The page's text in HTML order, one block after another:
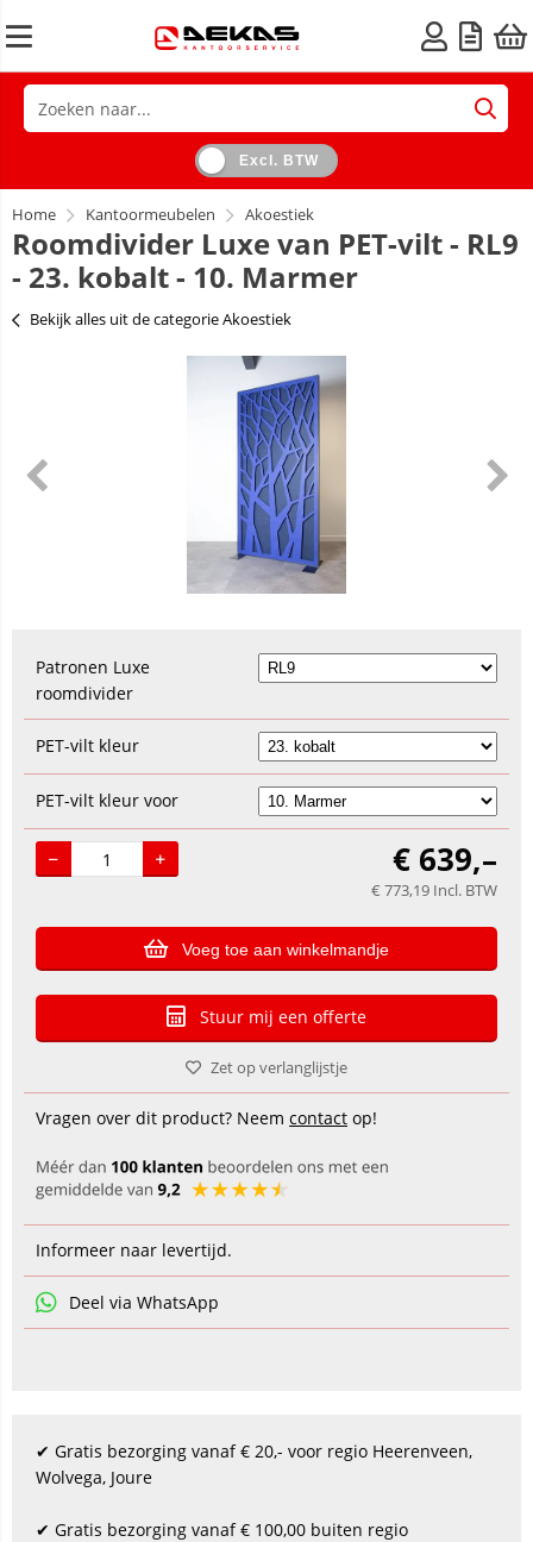
Excl. BTW
Home Kantoormeubelen Akoestiek
Roomdivider Luxe van PET-vilt - RL9
- 23. kobalt - 10. Marmer
Bekijk alles uit de categorie Akoestiek
Patronen Luxe
roomdivider
PET-vilt kleur
PET-vilt kleur voor
€ 639,–
€ 773,19 Incl. BTW
Voeg toe aan winkelmandje
Stuur mij een offerte
Zet op verlanglijstje
Vragen over dit product? Neem contact op!
Informeer naar levertijd.
Deel via WhatsApp
✔ Gratis bezorging vanaf € 20,- voor regio Heerenveen,
Wolvega, Joure
✔ Gratis bezorging vanaf € 100,00 buiten regio